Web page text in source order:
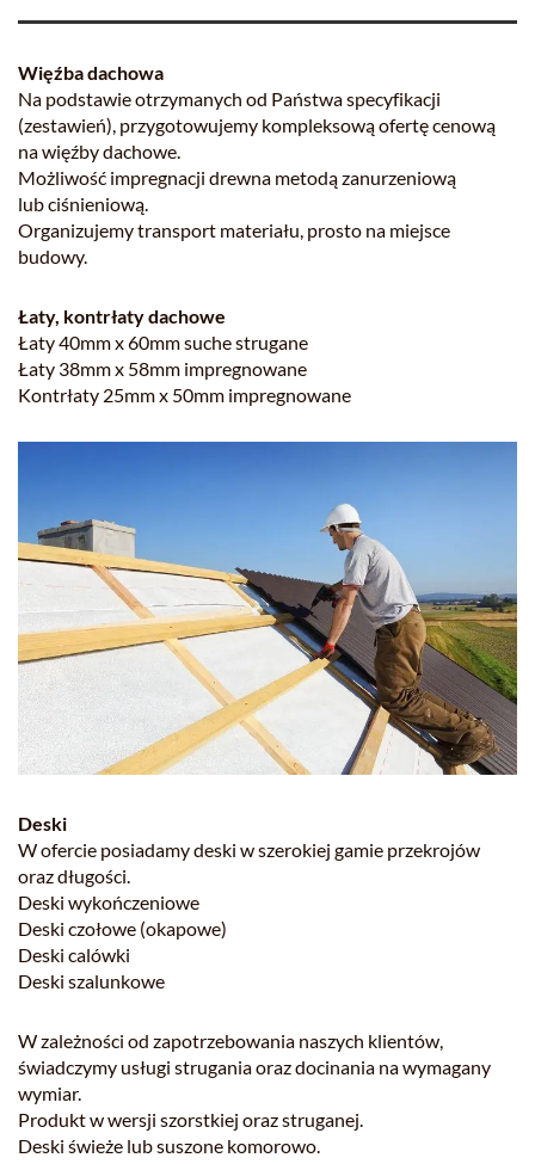
Więźba dachowa
Na podstawie otrzymanych od Państwa specyfikacji
(zestawień), przygotowujemy kompleksową ofertę cenową
na więźby dachowe.
Możliwość impregnacji drewna metodą zanurzeniową
lub ciśnieniową.
Organizujemy transport materiału, prosto na miejsce
budowy.
Łaty, kontrłaty dachowe
Łaty 40mm x 60mm suche strugane
Łaty 38mm x 58mm impregnowane
Kontrłaty 25mm x 50mm impregnowane
Deski
W ofercie posiadamy deski w szerokiej gamie przekrojów
oraz długości.
Deski wykończeniowe
Deski czołowe (okapowe)
Deski calówki
Deski szalunkowe
W zależności od zapotrzebowania naszych klientów,
świadczymy usługi strugania oraz docinania na wymagany
wymiar.
Produkt w wersji szorstkiej oraz struganej.
Deski świeże lub suszone komorowo.